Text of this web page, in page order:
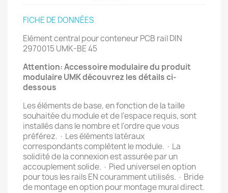
FICHE DE DONNÉES
Elément central pour conteneur PCB rail DIN
2970015 UMK-BE 45
Attention: Accessoire modulaire du produit
modulaire UMK découvrez les détails ci-
dessous
Les éléments de base, en fonction de la taille
souhaitée du module et de l'espace requis, sont
installés dans le nombre et l'ordre que vous
préférez. · Les éléments latéraux
correspondants complètent le module. · La
solidité de la connexion est assurée par un
accouplement solide. · Pied universel en option
pour tous les rails EN couramment utilisés. · Bride
de montage en option pour montage mural direct.